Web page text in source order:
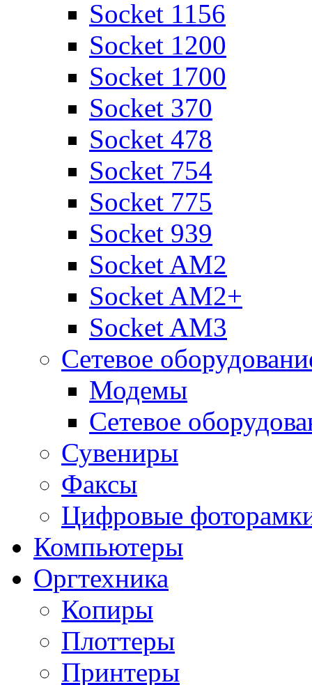
Socket 1156
Socket 1200
Socket 1700
Socket 370
Socket 478
Socket 754
Socket 775
Socket 939
Socket AM2
Socket AM2+
Socket AM3
Сетевое
Модемы
Сетевое
Сувениры
Факсы
Цифровые
Компьютеры
Оргтехника
Копиры
Плоттеры
Принтеры